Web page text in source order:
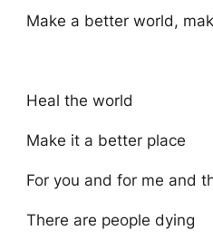
Make a better world,
Heal the world
Make it a better place
For you and for me and
There are people dying